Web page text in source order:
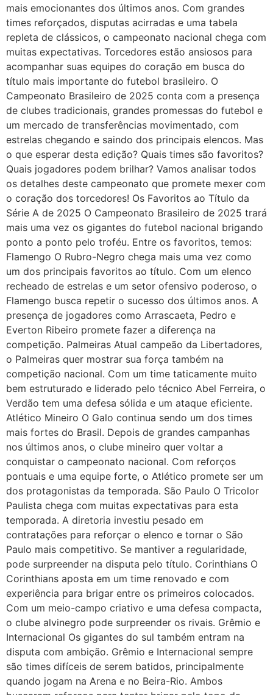
mais emocionantes dos últimos anos. Com grandes
times reforçados, disputas acirradas e uma tabela
repleta de clássicos, o campeonato nacional chega com
muitas expectativas. Torcedores estão ansiosos para
acompanhar suas equipes do coração em busca do
título mais importante do futebol brasileiro. O
Campeonato Brasileiro de 2025 conta com a presença
de clubes tradicionais, grandes promessas do futebol e
um mercado de transferências movimentado, com
estrelas chegando e saindo dos principais elencos. Mas
o que esperar desta edição? Quais times são favoritos?
Quais jogadores podem brilhar? Vamos analisar todos
os detalhes deste campeonato que promete mexer com
o coração dos torcedores! Os Favoritos ao Título da
Série A de 2025 O Campeonato Brasileiro de 2025 trará
mais uma vez os gigantes do futebol nacional brigando
ponto a ponto pelo troféu. Entre os favoritos, temos:
Flamengo O Rubro-Negro chega mais uma vez como
um dos principais favoritos ao título. Com um elenco
recheado de estrelas e um setor ofensivo poderoso, o
Flamengo busca repetir o sucesso dos últimos anos. A
presença de jogadores como Arrascaeta, Pedro e
Everton Ribeiro promete fazer a diferença na
competição. Palmeiras Atual campeão da Libertadores,
o Palmeiras quer mostrar sua força também na
competição nacional. Com um time taticamente muito
bem estruturado e liderado pelo técnico Abel Ferreira, o
Verdão tem uma defesa sólida e um ataque eficiente.
Atlético Mineiro O Galo continua sendo um dos times
mais fortes do Brasil. Depois de grandes campanhas
nos últimos anos, o clube mineiro quer voltar a
conquistar o campeonato nacional. Com reforços
pontuais e uma equipe forte, o Atlético promete ser um
dos protagonistas da temporada. São Paulo O Tricolor
Paulista chega com muitas expectativas para esta
temporada. A diretoria investiu pesado em
contratações para reforçar o elenco e tornar o São
Paulo mais competitivo. Se mantiver a regularidade,
pode surpreender na disputa pelo título. Corinthians O
Corinthians aposta em um time renovado e com
experiência para brigar entre os primeiros colocados.
Com um meio-campo criativo e uma defesa compacta,
o clube alvinegro pode surpreender os rivais. Grêmio e
Internacional Os gigantes do sul também entram na
disputa com ambição. Grêmio e Internacional sempre
são times difíceis de serem batidos, principalmente
quando jogam na Arena e no Beira-Rio. Ambos